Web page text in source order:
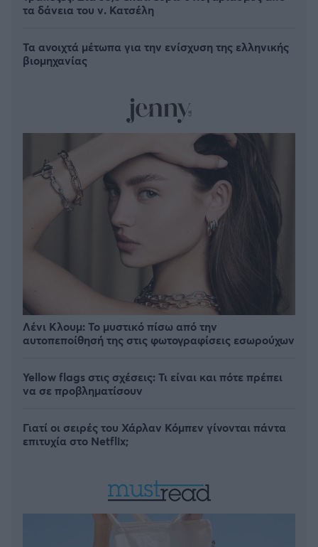
τα δάνεια του ν. Κατσέλη
Τα ανοιχτά μέτωπα για την ενίσχυση της ελληνικής
βιομηχανίας
Λένι Κλουμ: Το μυστικό πίσω από την
αυτοπεποίθησή της στις φωτογραφίσεις εσωρούχων
Yellow flags στις σχέσεις: Τι είναι και πότε πρέπει
να σε προβληματίσουν
Γιατί οι σειρές του Χάρλαν Κόμπεν γίνονται πάντα
επιτυχία στο Netflix;